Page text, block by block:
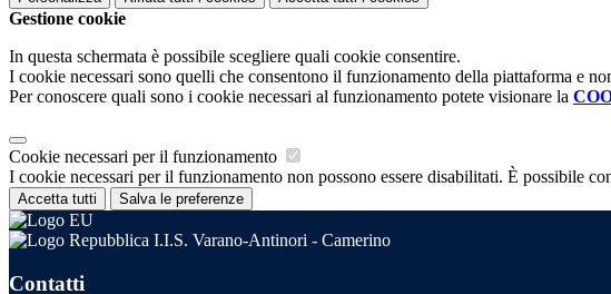
Gestione cookie
In questa schermata è possibile scegliere quali cookie consentire.
I cookie necessari sono quelli che consentono il funzionamento della piattaforma e
Per conoscere quali sono i cookie necessari al funzionamento potete visionare la
Cookie necessari per il funzionamento
I cookie necessari per il funzionamento non possono essere disabilitati. È possibile
Accetta tutti Salva le preferenze
I.I.S. Varano-Antinori - Camerino
Contatti